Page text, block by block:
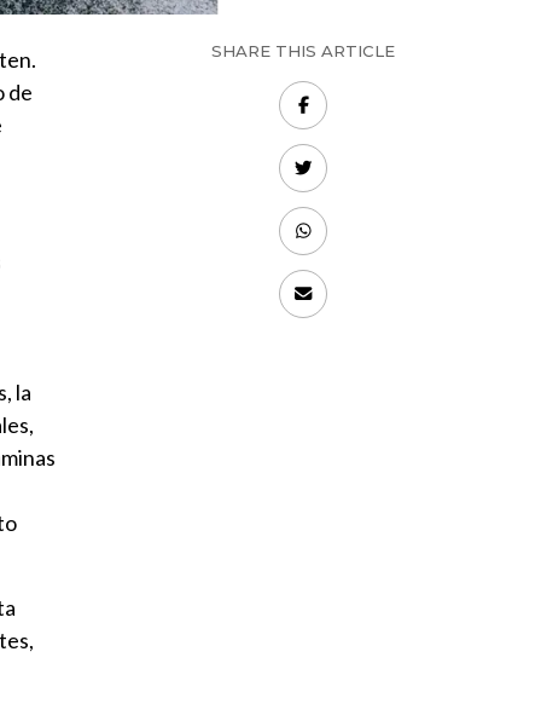
de
la
SHARE THIS ARTICLE